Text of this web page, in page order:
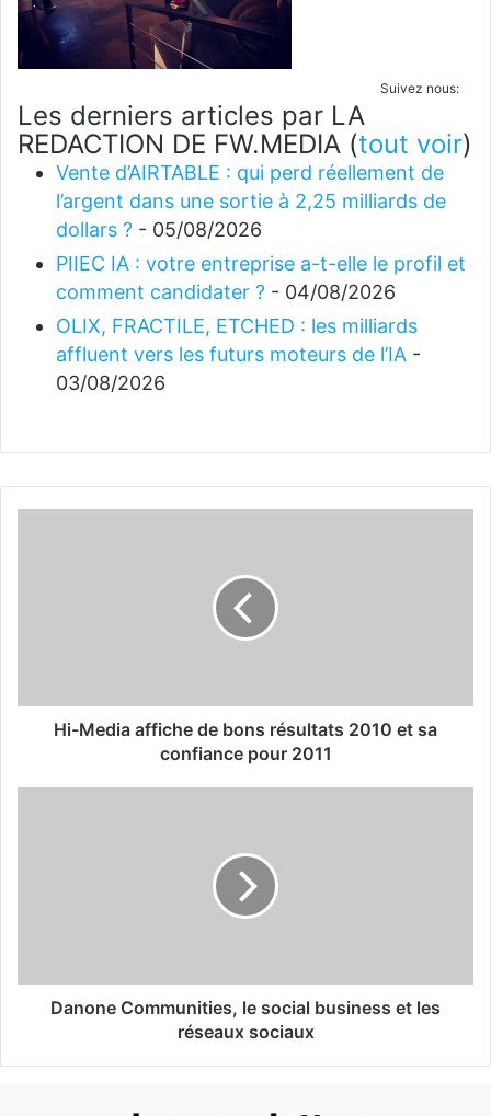
Suivez nous:
Les derniers articles par LA
REDACTION DE FW.MEDIA (tout voir)
Vente d’AIRTABLE : qui perd réellement de
l’argent dans une sortie à 2,25 milliards de
dollars ? - 05/08/2026
PIIEC IA : votre entreprise a-t-elle le profil et
comment candidater ? - 04/08/2026
OLIX, FRACTILE, ETCHED : les milliards
affluent vers les futurs moteurs de l’IA -
03/08/2026
Hi-Media affiche de bons résultats 2010 et sa
confiance pour 2011
Danone Communities, le social business et les
réseaux sociaux